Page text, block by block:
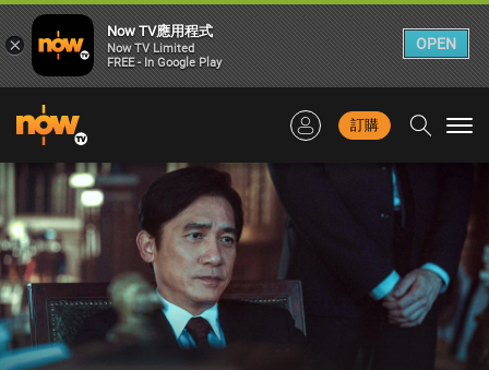
訂購
×
Now TV應用程式
Now TV Limited
FREE - In Google Play
OPEN